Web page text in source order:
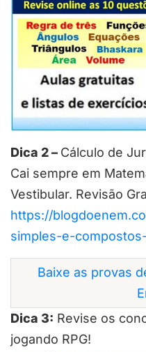
Dica 2 – Cálculo de
Cai sempre em
Vestibular. Revisão
https://
simples-e-
Baixe as provas
Dica 3: Revise os
jogando RPG!